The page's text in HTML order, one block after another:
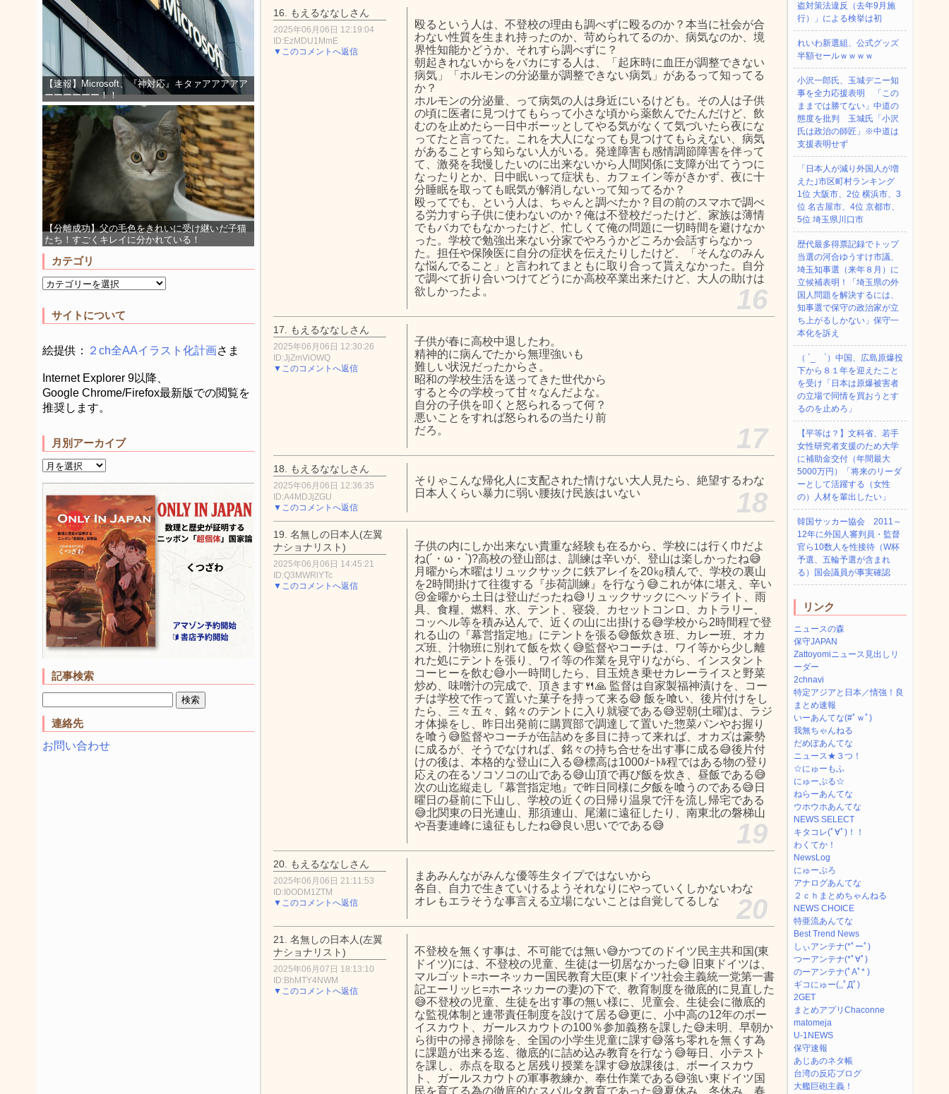
【速報】Microsoft、『神対応』キタァアアアアア
ーーーーーー！！
【分離成功】父の毛色をきれいに受け継いだ子猫
たち！すごくキレイに分かれている！
カテゴリ
サイトについて
絵提供： ２ch全AAイラスト化計画さま
Internet Explorer 9以降、
Google Chrome/Firefox最新版での閲覧を
推奨します。
月別アーカイブ
記事検索
連絡先
お問い合わせ
16. もえるななしさん
2025年06月06日 12:19:04
ID:EzMDU1MmE
▼このコメントへ返信
殴るという人は、不登校の理由も調べずに殴るのか？本当に社会が合
わない性質を生まれ持ったのか、苛められてるのか、病気なのか、境
界性知能かどうか、それすら調べずに？
朝起きれないからをバカにする人は、「起床時に血圧が調整できない
病気」「ホルモンの分泌量が調整できない病気」があるって知ってる
か？
ホルモンの分泌量、って病気の人は身近にいるけども。その人は子供
の頃に医者に見つけてもらって小さな頃から薬飲んでたんだけど、飲
むのを止めたら一日中ボーッとしてやる気がなくて気づいたら夜にな
ってたと言ってた。これを大人になっても見つけてもらえない、病気
があることすら知らない人がいる。発達障害も感情調節障害を伴って
て、激発を我慢したいのに出来ないから人間関係に支障が出てうつに
なったりとか、日中眠いって症状も、カフェイン等がきかず、夜に十
分睡眠を取っても眠気が解消しないって知ってるか？
殴ってでも、という人は、ちゃんと調べたか？目の前のスマホで調べ
る労力すら子供に使わないのか？俺は不登校だったけど、家族は薄情
でもバカでもなかったけど、忙しくて俺の問題に一切時間を避けなか
った。学校で勉強出来ない分家でやろうかどころか会話すらなかっ
た。担任や保険医に自分の症状を伝えたりしたけど、「そんなのみん
な悩んでること」と言われてまともに取り合って貰えなかった。自分
で調べて折り合いつけてどうにか高校卒業出来たけど、大人の助けは
欲しかったよ。
16
17. もえるななしさん
2025年06月06日 12:30:26
ID:JjZmViOWQ
▼このコメントへ返信
子供が春に高校中退したわ。
精神的に病んでたから無理強いも
難しい状況だったからさ。
昭和の学校生活を送ってきた世代から
すると今の学校って甘々なんだよな。
自分の子供を叩くと怒られるって何？
悪いことをすれば怒られるの当たり前
だろ。
17
18. もえるななしさん
2025年06月06日 12:36:35
ID:A4MDJjZGU
▼このコメントへ返信
そりゃこんな帰化人に支配された情けない大人見たら、絶望するわな
日本人くらい暴力に弱い腰抜け民族はいない
18
19. 名無しの日本人(左翼
ナショナリスト)
2025年06月06日 14:45:21
ID:Q3MWRlYTc
▼このコメントへ返信
子供の内にしか出来ない貴重な経験も在るから、学校には行く巾だよ
ね(´・ω・`)?高校の登山部は、訓練は辛いが、登山は楽しかったね😅
月曜から木曜はリュックサックに鉄アレイを20㎏積んで、学校の裏山
を2時間掛けて往復する『歩荷訓練』を行なう😅これが体に堪え、辛い
😢金曜から土日は登山だったね😅リュックサックにヘッドライト、雨
具、食糧、燃料、水、テント、寝袋、カセットコンロ、カトラリー、
コッヘル等を積み込んで、近くの山に出掛ける😅学校から2時間程で登
れる山の『幕営指定地』にテントを張る😅飯炊き班、カレー班、オカ
ズ班、汁物班に別れて飯を炊く😅監督やコーチは、ワイ等から少し離
れた処にテントを張り、ワイ等の作業を見守りながら、インスタント
コーヒーを飲む😅小一時間したら、目玉焼き乗せカレーライスと野菜
炒め、味噌汁の完成で、頂きます🍴🙏 監督は自家製福神漬けを、コー
チは学校で作って置いた菓子を持って来る😅 飯を喰い、後片付けをし
たら、三々五々、銘々のテントに入り就寝である😅翌朝(土曜)は、ラジ
オ体操をし、昨日出発前に購買部で調達して置いた惣菜パンやお握り
を喰う😅監督やコーチが缶詰めを多目に持って来れば、オカズは豪勢
に成るが、そうでなければ、銘々の持ち合せを出す事に成る😅後片付
けの後は、本格的な登山に入る😅標高は1000ﾒｰﾄﾙ程ではある物の登り
応えの在るソコソコの山である😅山頂で再び飯を炊き、昼飯である😅
次の山迄縦走し『幕営指定地』で昨日同様に夕飯を喰うのである😅日
曜日の昼前に下山し、学校の近くの日帰り温泉で汗を流し帰宅である
😅北関東の日光連山、那須連山、尾瀬に遠征したり、南東北の磐梯山
や吾妻連峰に遠征もしたね😅良い思いでである😅
19
20. もえるななしさん
2025年06月06日 21:11:53
ID:I0ODM1ZTM
▼このコメントへ返信
まあみんながみんな優等生タイプではないから
各自、自力で生きていけるようそれなりにやっていくしかないわな
オレもエラそうな事言える立場にないことは自覚してるしな
20
21. 名無しの日本人(左翼
ナショナリスト)
2025年06月07日 18:13:10
ID:BhMTY4NWM
▼このコメントへ返信
不登校を無くす事は、不可能では無い😅かつてのドイツ民主共和国(東
ドイツ)には、不登校の児童、生徒は一切居なかった😅 旧東ドイツは、
マルゴット=ホーネッカー国民教育大臣(東ドイツ社会主義統一党第一書
記エーリッヒ=ホーネッカーの妻)の下で、教育制度を徹底的に見直した
😅不登校の児童、生徒を出す事の無い様に、児童会、生徒会に徹底的
な監視体制と連帯責任制度を設けて居る😅更に、小中高の12年のボー
イスカウト、ガールスカウトの100％参加義務を課した😅未明、早朝か
ら街中の掃き掃除を、全国の小学生児童に課す😅落ち零れを無くす為
に課題が出来る迄、徹底的に詰め込み教育を行なう😅毎日、小テスト
を課し、赤点を取ると居残り授業を課す😅放課後は、ボーイスカウ
ト、ガールスカウトの軍事教練か、奉仕作業である😅強い東ドイツ国
民を育てる為の徹底的なスパルタ教育であった😅夏休み、冬休み、春
盗対策法違反（去年9月施
行）」による検挙は初
れいわ新選組、公式グッズ
半額セールｗｗｗｗ
小沢一郎氏、玉城デニー知
事を全力応援表明 「この
ままでは勝てない」中道の
態度を批判 玉城氏「小沢
氏は政治の師匠」※中道は
支援表明せず
「日本人が減り外国人が増
えた｣市区町村ランキング
1位 大阪市、2位 横浜市、3
位 名古屋市、4位 京都市、
5位 埼玉県川口市
歴代最多得票記録でトップ
当選の河合ゆうすけ市議、
埼玉知事選（来年８月）に
立候補表明！「埼玉県の外
国人問題を解決するには、
知事選で保守の政治家が立
ち上がるしかない」保守一
本化を訴え
（ ´_ゝ`）中国、広島原爆投
下から８１年を迎えたこと
を受け「日本は原爆被害者
の立場で同情を買おうとす
るのを止めろ」
【平等は？】文科省、若手
女性研究者支援のため大学
に補助金交付（年間最大
5000万円）「将来のリーダ
ーとして活躍する（女性
の）人材を輩出したい」
韓国サッカー協会 2011～
12年に外国人審判員・監督
官ら10数人を性接待（W杯
予選、五輪予選が含まれ
る）国会議員が事実確認
リンク
ニュースの森
保守JAPAN
Zattoyomiニュース見出しリ
ーダー
2chnavi
特定アジアと日本／情強！良
まとめ速報
いーあんてな(#ﾟｗﾟ)
我無ちゃんねる
だめぽあんてな
ニュース★３つ！
☆にゅーもふ
にゅーぷる☆
ねらーあんてな
ウホウホあんてな
NEWS SELECT
キタコレ(ﾟ∀ﾟ)！！
わくてか！
NewsLog
にゅーぷろ
アナログあんてな
２ｃｈまとめちゃんねる
NEWS CHOICE
特亜流あんてな
Best Trend News
しぃアンテナ(*ﾟーﾟ)
つーアンテナ(*ﾟ∀ﾟ)
のーアンテナ(ﾟAﾟ* )
ギコにゅー(,,ﾟДﾟ)
2GET
まとめアプリChaconne
matomeja
U-1NEWS
保守速報
あじあのネタ帳
台湾の反応ブログ
大艦巨砲主義！